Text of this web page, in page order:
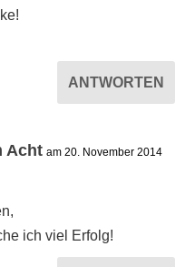
ANTWORTEN
Acht am 20. November 2014
ich viel Erfolg!